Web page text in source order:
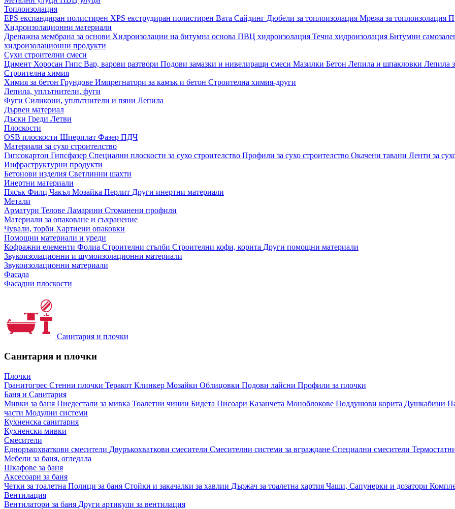
Топлоизолация
EPS експандиран полистирен XPS екструдиран полистирен Вата Сайдинг Дюбели за топлоизолация Мрежа за топлоизолация
Хидроизолационни материали
Дренажна мембрана за основи Хидроизолации на битумна основа ПВЦ хидроизолация Течна хидроизолация Битумни
хидроизолационни продукти
Сухи строителни смеси
Цимент Хоросан Гипс Вар, варови разтвори Подови замазки и нивелиращи смеси Мазилки Бетон Лепила и шпакловки Лепила
Строителна химия
Химия за бетон Грундове Импрегнатори за камък и бетон Строителна химия-други
Лепила, уплътнители, фуги
Фуги Силикони, уплътнители и пяни Лепила
Дървен материал
Дъски Греди Летви
Плоскости
OSB плоскости Шперплат Фазер ПДЧ
Материали за сухо строителство
Гипсокартон Гипсфазер Специални плоскости за сухо строителство Профили за сухо строителство Окачени тавани Ленти за
Инфраструктурни продукти
Бетонови изделия Светлинни шахти
Инертни материали
Пясък Филц Чакъл Мозайкa Перлит Други инертни материали
Метали
Арматури Телове Ламарини Стоманени профили
Материали за опаковане и съхранение
Чували, торби Хартиени опаковки
Помощни материали и уреди
Кофражни елементи Фолиа Строителни стълби Строителни кофи, корита Други помощни материали
Звукоизолационни и шумоизолационни материали
Звукоизолационни материали
Фасада
Фасадни плоскости
Санитария и плочки
Санитария и плочки
Плочки
Гранитогрес Стенни плочки Теракот Клинкер Мозайки Облицовки Подови лайсни Профили за плочки
Баня и Санитария
Мивки за баня Пиедестали за мивка Тоалетни чинии Бидета Писоари Казанчета Моноблокове Поддушови корита Душкабини
части Модулни системи
Кухненска санитария
Кухненски мивки
Смесители
Едноръкохваткови смесители Двуръкохваткови смесители Смесителни системи за вграждане Специални смесители
Мебели за баня, огледала
Шкафове за баня
Аксесоари за баня
Четки за тоалетна Полици за баня Стойки и закачалки за хавлии Държач за тоалетна хартия Чаши, Сапунерки и дозатори
Вентилация
Вентилатори за баня Други артикули за вентилация